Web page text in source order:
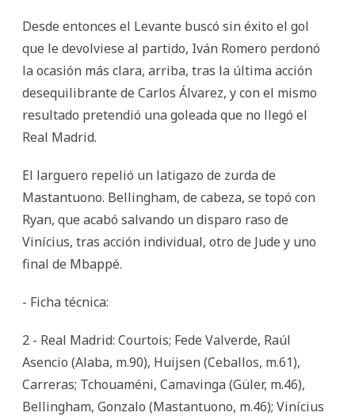
Desde entonces el Levante buscó sin éxito el gol
que le devolviese al partido, Iván Romero perdonó
la ocasión más clara, arriba, tras la última acción
desequilibrante de Carlos Álvarez, y con el mismo
resultado pretendió una goleada que no llegó el
Real Madrid.
El larguero repelió un latigazo de zurda de
Mastantuono. Bellingham, de cabeza, se topó con
Ryan, que acabó salvando un disparo raso de
Vinícius, tras acción individual, otro de Jude y uno
final de Mbappé.
- Ficha técnica:
2 - Real Madrid: Courtois; Fede Valverde, Raúl
Asencio (Alaba, m.90), Huijsen (Ceballos, m.61),
Carreras; Tchouaméni, Camavinga (Güler, m.46),
Bellingham, Gonzalo (Mastantuono, m.46); Vinícius